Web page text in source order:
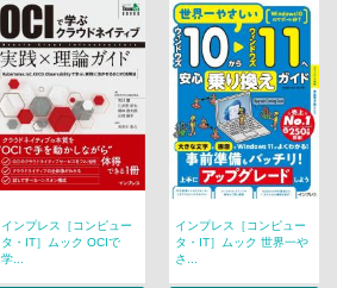
インプレス［コンピュー
タ・IT］ムック OCIで
学...
インプレス［コンピュー
タ・IT］ムック 世界一や
さ...